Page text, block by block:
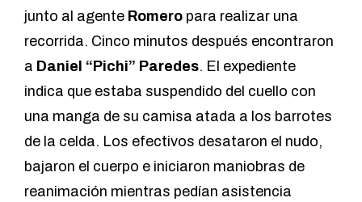
junto al agente Romero para realizar una
recorrida. Cinco minutos después encontraron
a Daniel “Pichi” Paredes. El expediente
indica que estaba suspendido del cuello con
una manga de su camisa atada a los barrotes
de la celda. Los efectivos desataron el nudo,
bajaron el cuerpo e iniciaron maniobras de
reanimación mientras pedían asistencia